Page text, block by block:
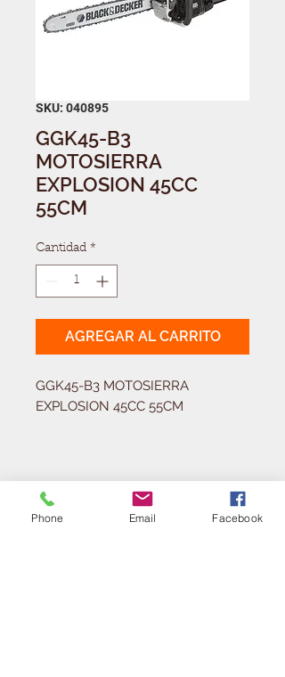
SKU: 040895
GGK45-B3
MOTOSIERRA
EXPLOSION 45CC
55CM
Cantidad *
AGREGAR AL CARRITO
GGK45-B3 MOTOSIERRA
EXPLOSION 45CC 55CM
Solicitá tu presupuesto
¿Necesitas equipar tu
ferretería?
Phone Email Facebook